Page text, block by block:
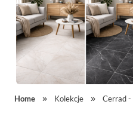
Home Kolekcje Cerrad -